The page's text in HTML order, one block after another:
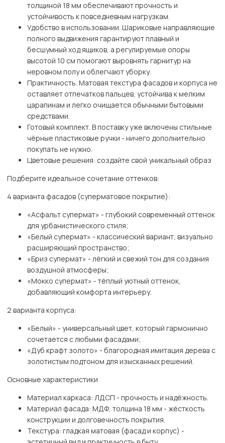
толщиной 18 мм обеспечивают прочность и
устойчивость к повседневным нагрузкам.
Удобство в использовании. Шариковые направляющие
полного выдвижения гарантируют плавный и
бесшумный ход ящиков, а регулируемые опоры
высотой 10 см помогают выровнять гарнитур на
неровном полу и облегчают уборку.
Практичность. Матовая текстура фасадов и корпуса не
оставляет отпечатков пальцев, устойчива к мелким
царапинам и легко очищается обычными бытовыми
средствами.
Готовый комплект. В поставку уже включены стильные
чёрные пластиковые ручки - ничего дополнительно
покупать не нужно.
Цветовые решения: создайте свой уникальный образ
Подберите идеальное сочетание оттенков:
4 варианта фасадов (суперматовое покрытие):
«Асфальт супермат» - глубокий современный оттенок
для урбанистического стиля;
«Белый супермат» - классический вариант, визуально
расширяющий пространство;
«Бриз супермат» - лёгкий и свежий тон для создания
воздушной атмосферы;
«Мокко супермат» - тёплый уютный оттенок,
добавляющий комфорта интерьеру.
2 варианта корпуса:
«Белый» - универсальный цвет, который гармонично
сочетается с любыми фасадами;
«Дуб крафт золото» - благородная имитация дерева с
золотистым подтоном для изысканных решений.
Основные характеристики
Материал каркаса: ЛДСП - прочность и надёжность.
Материал фасада: МДФ, толщина 18 мм - жёсткость
конструкции и долговечность покрытия.
Текстура: гладкая матовая (фасад и корпус) -